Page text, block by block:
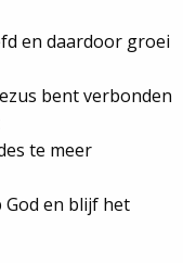
en daardoor groei
bent verbonden
te meer
God en blijf het